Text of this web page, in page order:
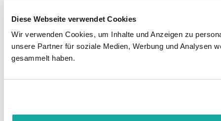
Diese Webseite verwendet Cookies
Wir verwenden Cookies, um Inhalte und Anzeigen zu
unsere Partner für soziale Medien, Werbung und Analysen
gesammelt haben.